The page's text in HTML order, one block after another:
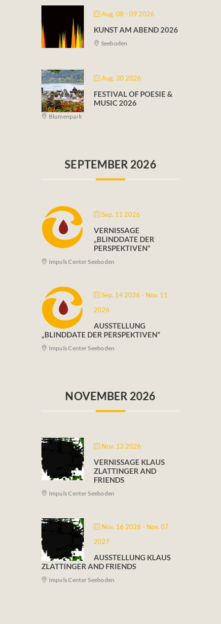
Aug. 08 - 09 2026
KUNST AM ABEND 2026
Seeboden
Aug. 30 2026
FESTIVAL OF POESIE &
MUSIC 2026
Blumenpark
SEPTEMBER 2026
Sep. 11 2026
VERNISSAGE
„BLINDDATE DER
PERSPEKTIVEN“
Impuls Center Seeboden
Sep. 14 2026 - Nov. 11
2026
AUSSTELLUNG
„BLINDDATE DER PERSPEKTIVEN“
Impuls Center Seeboden
NOVEMBER 2026
Nov. 13 2026
VERNISSAGE KLAUS
ZLATTINGER AND
FRIENDS
Impuls Center Seeboden
Nov. 16 2026 - Nov. 07
2027
AUSSTELLUNG KLAUS
ZLATTINGER AND FRIENDS
Impuls Center Seeboden